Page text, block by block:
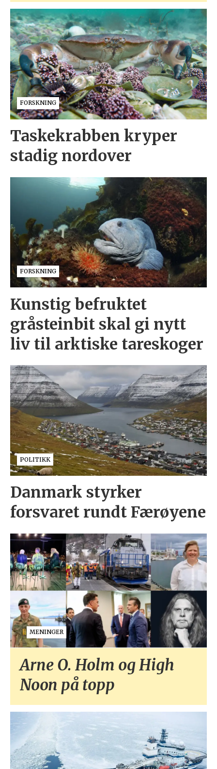
FORSKNING
Taskekrabben kryper
stadig nordover
FORSKNING
Kunstig befruktet
gråsteinbit skal gi nytt
liv til arktiske tareskoger
POLITIKK
Danmark styrker
forsvaret rundt Færøyene
MENINGER
Arne O. Holm og High
Noon på topp